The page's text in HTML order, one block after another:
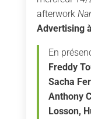
afterwork
Advertising
En
Freddy
Sacha
Anthony
Losson,